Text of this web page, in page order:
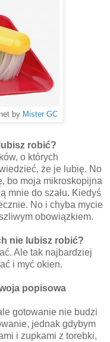
by Mister GC
robić?
o których
że je lubię. No
bo moja mikroskopijna
mnie do szału. Kiedyś
No i chyba mycie
obowiązkiem.
nie lubisz robić?
Ale tak najbardziej
i myć okien.
popisowa
gotowanie nie budzi
jednak gdybym
i zupkami z torebki,